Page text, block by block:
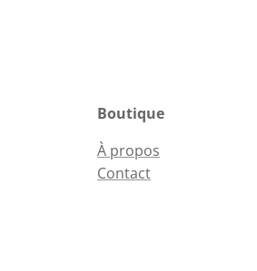
Boutique
À propos
Contact